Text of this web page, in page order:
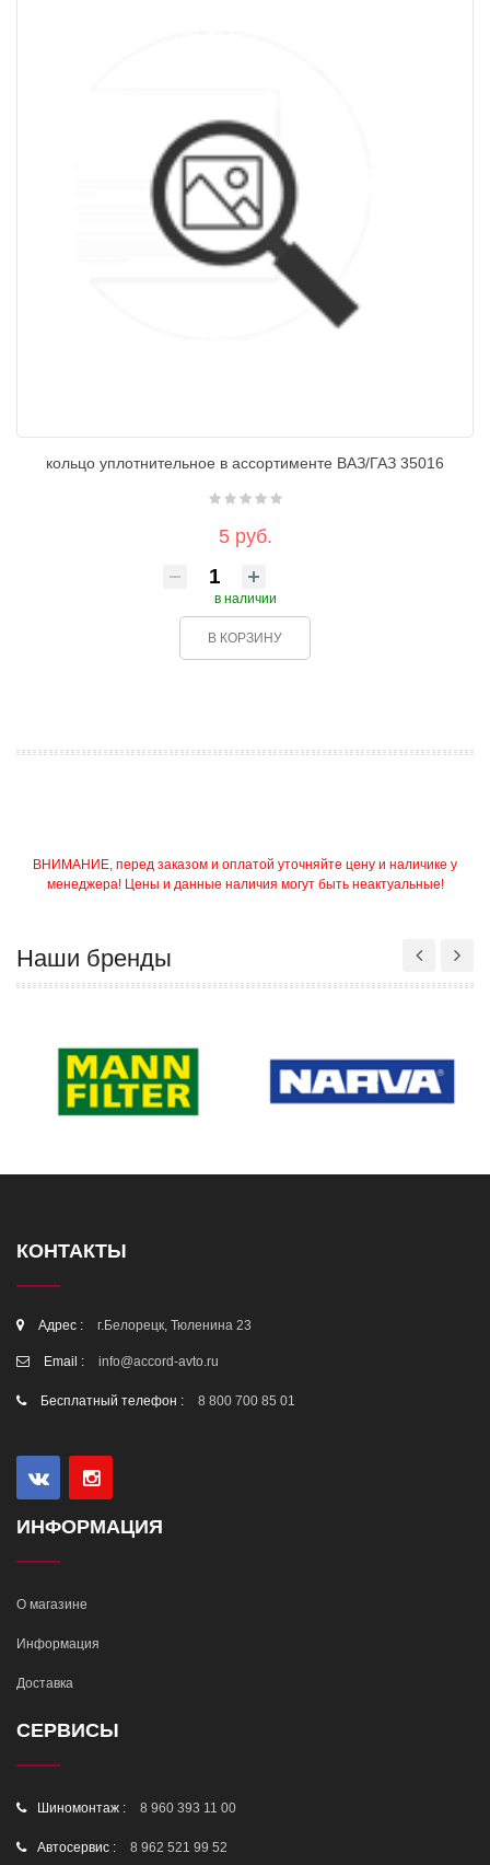
кольцо уплотнительное в ассортименте ВАЗ/ГАЗ 35016
5 руб.
в наличии
В КОРЗИНУ
ВНИМАНИЕ, перед заказом и оплатой уточняйте цену и наличике у
менеджера! Цены и данные наличия могут быть неактуальные!
Наши бренды
КОНТАКТЫ
Адрес : г.Белорецк, Тюленина 23
Email : info@accord-avto.ru
Бесплатный телефон : 8 800 700 85 01
ИНФОРМАЦИЯ
О магазине
Информация
Доставка
СЕРВИСЫ
Шиномонтаж : 8 960 393 11 00
Автосервис : 8 962 521 99 52